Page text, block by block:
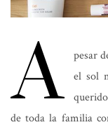
A
pesar
el sol
de toda la familia